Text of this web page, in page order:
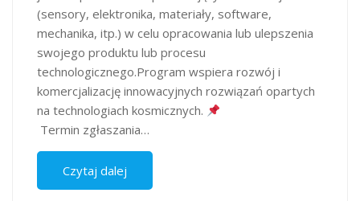
(sensory, elektronika, materiały, software,
mechanika, itp.) w celu opracowania lub ulepszenia
swojego produktu lub procesu
technologicznego.Program wspiera rozwój i
komercjalizację innowacyjnych rozwiązań opartych
na technologiach kosmicznych.
Termin zgłaszania…
Czytaj dalej